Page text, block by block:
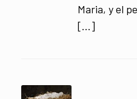
Maria, y el
[…]